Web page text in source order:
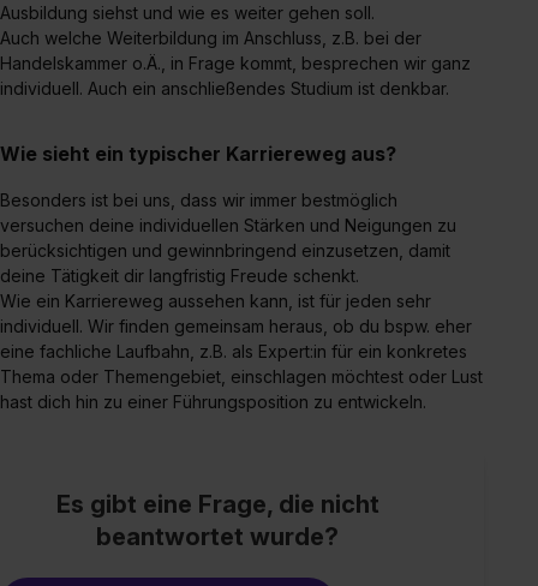
Ausbildung siehst und wie es weiter gehen soll.
Auch welche Weiterbildung im Anschluss, z.B. bei der
Handelskammer o.Ä., in Frage kommt, besprechen wir ganz
individuell. Auch ein anschließendes Studium ist denkbar.
Wie sieht ein typischer Karriereweg aus?
Besonders ist bei uns, dass wir immer bestmöglich
versuchen deine individuellen Stärken und Neigungen zu
berücksichtigen und gewinnbringend einzusetzen, damit
deine Tätigkeit dir langfristig Freude schenkt.
Wie ein Karriereweg aussehen kann, ist für jeden sehr
individuell. Wir finden gemeinsam heraus, ob du bspw. eher
eine fachliche Laufbahn, z.B. als Expert:in für ein konkretes
Thema oder Themengebiet, einschlagen möchtest oder Lust
hast dich hin zu einer Führungsposition zu entwickeln.
Es gibt eine Frage, die nicht
beantwortet wurde?